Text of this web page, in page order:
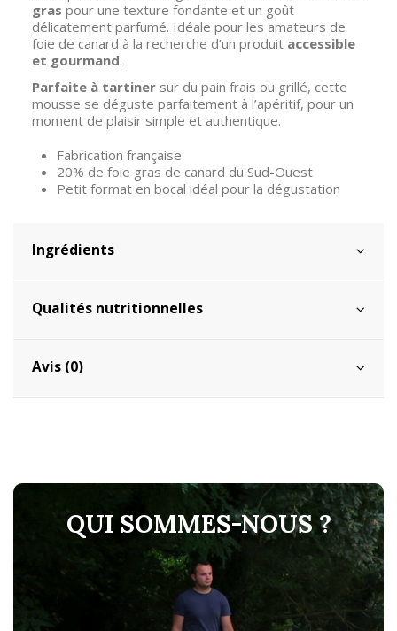
gras pour une texture fondante et un goût
délicatement parfumé. Idéale pour les amateurs de
foie de canard à la recherche d’un produit accessible
et gourmand.
Parfaite à tartiner sur du pain frais ou grillé, cette
mousse se déguste parfaitement à l’apéritif, pour un
moment de plaisir simple et authentique.
Fabrication française
20% de foie gras de canard du Sud-Ouest
Petit format en bocal idéal pour la dégustation
Ingrédients
Qualités nutritionnelles
Avis (0)
QUI SOMMES-NOUS ?